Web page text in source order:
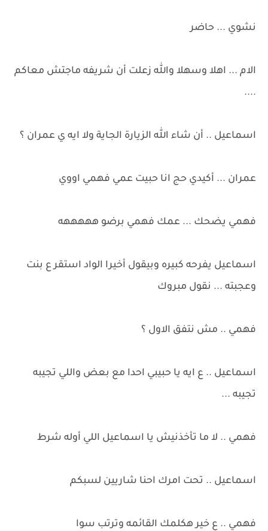
نشوي ... حاضر
الام ... اهلا وسهلا والله زعلت أن شريفه ماجتش معاكم
....
اسماعيل .. أن شاء الله الزيارة الجاية ولا ايه ي عمران ؟
عمران ... أكيدي حج انا حبيت عمي فهمي اووي
فهمي يضحك ... عمك فهمي برضو هههههه
اسماعيل يفرحه كبيره وبيقول أخيرا الواد استقر ع بنت
وعجبته ... نقول مبروك
فهمي .. مش نتفق الاول ؟
اسماعيل .. ع ايه يا حبيبي احدا مع بعض واللي تجيبه
تجيبه ...
فهمي .. لا ما تأخذنيش يا اسماعيل اللي أوله شرط
اسماعيل .. تحت امرك احنا شاريين لسبكم
فهمي .. ع خير هكلمك القائمه وترتب سوا